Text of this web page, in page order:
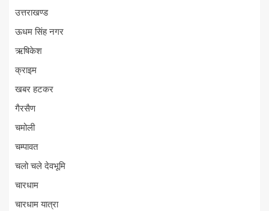
उत्तराखण्ड
ऊधम सिंह नगर
ऋषिकेश
क्राइम
खबर हटकर
गैरसैण
चमोली
चम्पावत
चलो चले देवभूमि
चारधाम
चारधाम यात्रा